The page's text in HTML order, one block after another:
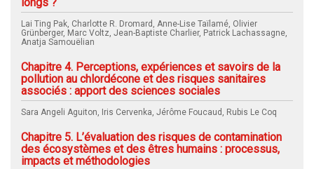
Lai Ting Pak, Charlotte R. Dromard, Anne-Lise Taïlamé, Olivier
Grünberger, Marc Voltz, Jean-Baptiste Charlier, Patrick Lachassagne,
Anatja Samouëlian
Chapitre 4. Perceptions, expériences et savoirs de la
pollution au chlordécone et des risques sanitaires
associés : apport des sciences sociales
Sara Angeli Aguiton, Iris Cervenka, Jérôme Foucaud, Rubis Le Coq
Chapitre 5. L’évaluation des risques de contamination
des écosystèmes et des êtres humains : processus,
impacts et méthodologies